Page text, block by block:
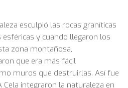
esculpió las rocas graníticas
y cuando llegaron los
zona montañosa,
que era más fácil
muros que destruirlas. Así fue
integraron la naturaleza en